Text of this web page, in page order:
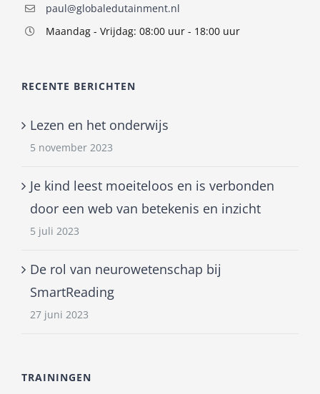
paul@globaledutainment.nl
Maandag - Vrijdag: 08:00 uur - 18:00 uur
RECENTE BERICHTEN
Lezen en het onderwijs
5 november 2023
Je kind leest moeiteloos en is verbonden
door een web van betekenis en inzicht
5 juli 2023
De rol van neurowetenschap bij
SmartReading
27 juni 2023
TRAININGEN